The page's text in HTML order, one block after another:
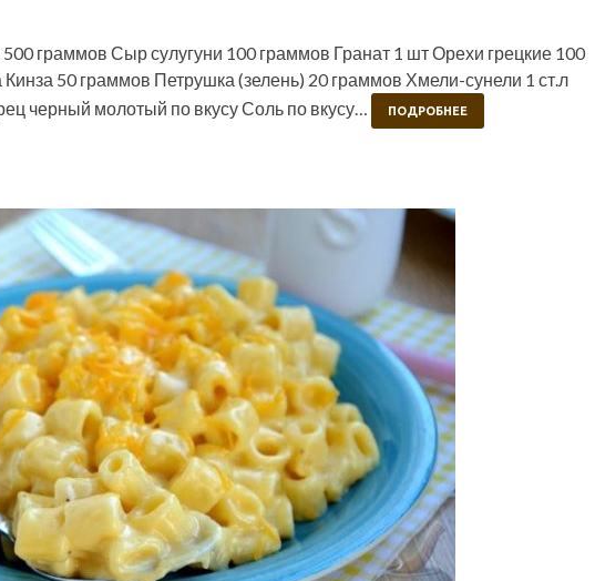
граммов Сыр сулугуни 100 граммов Гранат 1 шт Орехи грецкие 100
Кинза 50 граммов Петрушка (зелень) 20 граммов Хмели-сунели 1 ст.л
черный молотый по вкусу Соль по вкусу…
ПОДРОБНЕЕ